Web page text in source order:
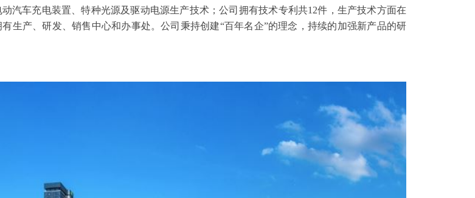
汽车充电装置、特种光源及驱动电源生产技术；公司拥有技术专利共12件，生产技术方面在
生产、研发、销售中心和办事处。公司秉持创建“百年名企”的理念，持续的加强新产品的研